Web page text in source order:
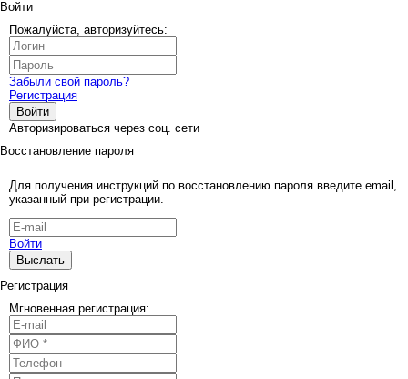
Войти
Пожалуйста, авторизуйтесь:
Забыли свой пароль?
Регистрация
Войти
Авторизироваться через соц. сети
Восстановление пароля
Для получения инструкций по восстановлению пароля введите email,
указанный при регистрации.
Войти
Выслать
Регистрация
Мгновенная регистрация: